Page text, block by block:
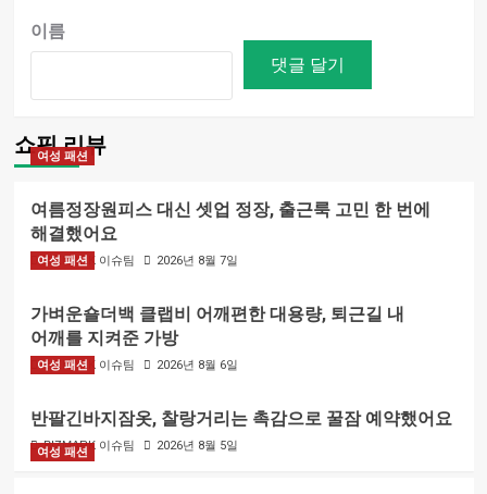
이름
쇼핑 리뷰
여성 패션
여름정장원피스 대신 셋업 정장, 출근룩 고민 한 번에
해결했어요
BIZMARK 이슈팀 2026년 8월 7일
여성 패션
가벼운숄더백 클랩비 어깨편한 대용량, 퇴근길 내
어깨를 지켜준 가방
BIZMARK 이슈팀 2026년 8월 6일
여성 패션
반팔긴바지잠옷, 찰랑거리는 촉감으로 꿀잠 예약했어요
BIZMARK 이슈팀 2026년 8월 5일
여성 패션